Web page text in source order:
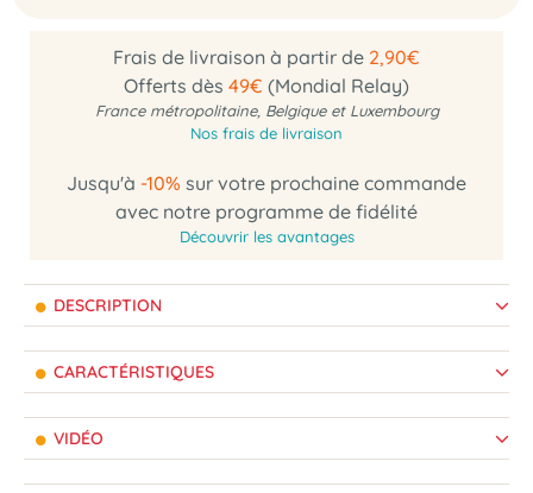
Frais de livraison à partir de 2,90€
Offerts dès 49€ (Mondial Relay)
France métropolitaine, Belgique et Luxembourg
Nos frais de livraison
Jusqu'à -10% sur votre prochaine commande
avec notre programme de fidélité
Découvrir les avantages
DESCRIPTION
CARACTÉRISTIQUES
VIDÉO